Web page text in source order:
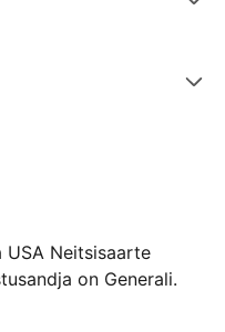
USA Neitsisaarte
on Generali.